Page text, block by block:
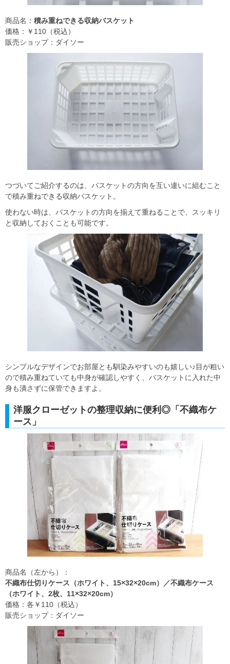
商品名： 積み重ねできる収納バスケット
価格：￥110（税込）
販売ショップ：ダイソー
つづいてご紹介するのは、バスケットの方向を互い違いに組むこと
で積み重ねできる収納バスケット。
使わない時は、バスケットの方向を揃えて重ねることで、スッキリ
と収納しておくことも可能です。
シンプルなデザインでお部屋とも馴染みやすいのも嬉しい♪目が粗い
ので積み重ねていても中身が確認しやすく、バスケットに入れた中
身も潰さずに保管できますよ。
洋服クローゼットの整理収納に便利◎「不織布ケ
ース」
商品名（左から）：
不織布仕切りケース（ホワイト、15×32×20cm）／不織布ケース
（ホワイト、2枚、11×32×20cm）
価格：各￥110（税込）
販売ショップ：ダイソー